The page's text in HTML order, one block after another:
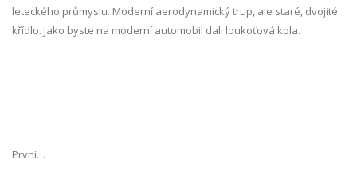
leteckého průmyslu. Moderní aerodynamický trup, ale staré, dvojité
křídlo. Jako byste na moderní automobil dali loukoťová kola.
První…